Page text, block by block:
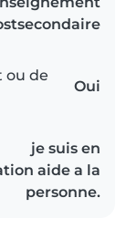
ou de
Oui
je suis en
aide a la
personne.